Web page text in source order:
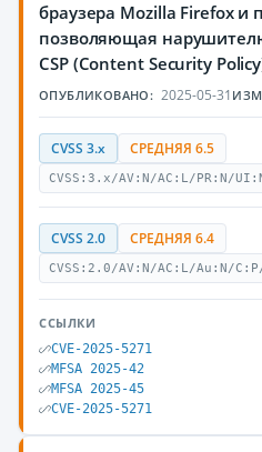
браузера Mozilla Firefox и
позволяющая
CSP (Content Security
ОПУБЛИКОВАНО: 2025-05-31
CVSS 3.x СРЕДНЯЯ 6.5
CVSS:3.x/AV:N/AC:L/PR:N/
CVSS 2.0 СРЕДНЯЯ 6.4
CVSS:2.0/AV:N/AC:L/Au:N/
ССЫЛКИ
CVE-2025-5271
MFSA 2025-42
MFSA 2025-45
CVE-2025-5271